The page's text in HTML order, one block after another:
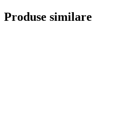
Produse similare